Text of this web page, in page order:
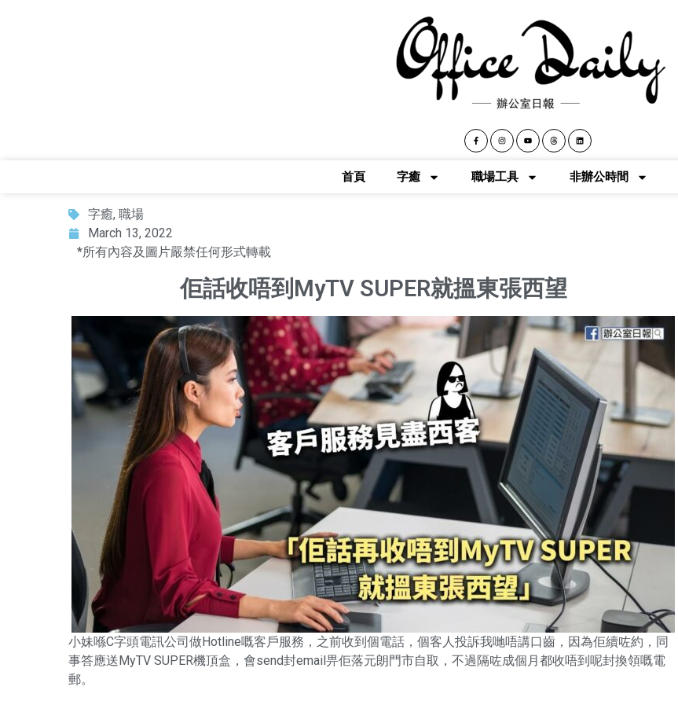
首頁 字癒 職場工具 非辦公時間
字癒, 職場
March 13, 2022
*所有內容及圖片嚴禁任何形式轉載
佢話收唔到MyTV SUPER就搵東張西望
小妹喺C字頭電訊公司做Hotline嘅客戶服務，之前收到個電話，個客人投訴我哋唔講口齒，因為佢續咗約，同
事答應送MyTV SUPER機頂盒，會send封email畀佢落元朗門市自取，不過隔咗成個月都收唔到呢封換領嘅電
郵。